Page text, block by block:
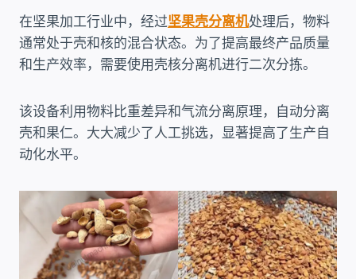
在坚果加工行业中，经过坚果壳分离机处理后，物料
通常处于壳和核的混合状态。为了提高最终产品质量
和生产效率，需要使用壳核分离机进行二次分拣。
该设备利用物料比重差异和气流分离原理，自动分离
壳和果仁。大大减少了人工挑选，显著提高了生产自
动化水平。